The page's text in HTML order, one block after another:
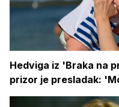
Hedviga iz 'Braka na
prizor je presladak: